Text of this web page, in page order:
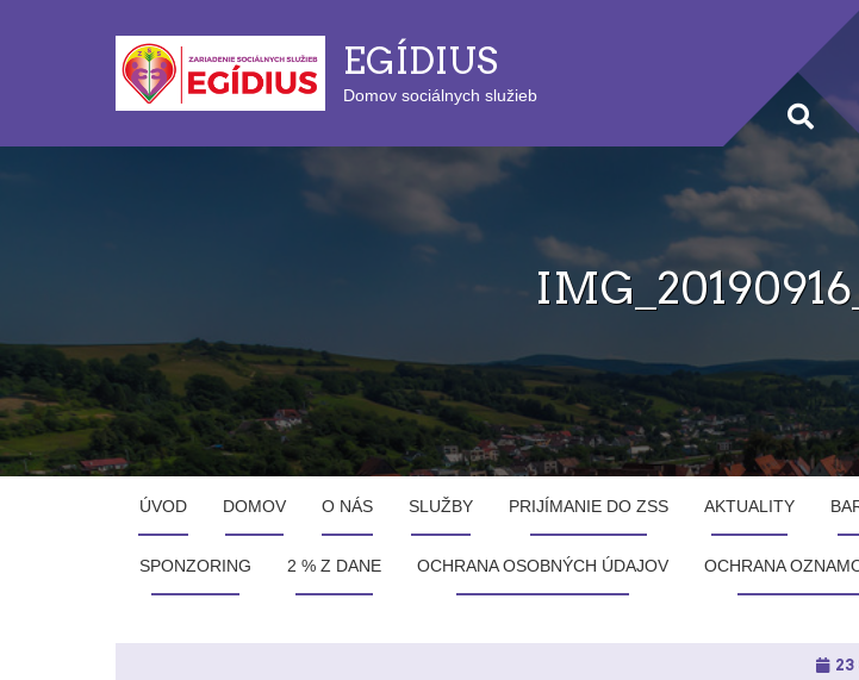
EGÍDIUS
Domov sociálnych služieb
ÚVOD DOMOV O NÁS SLUŽBY PRIJÍMANIE DO ZSS AKTUALITY
SPONZORING 2 % Z DANE OCHRANA OSOBNÝCH ÚDAJOV OCHRANA
23